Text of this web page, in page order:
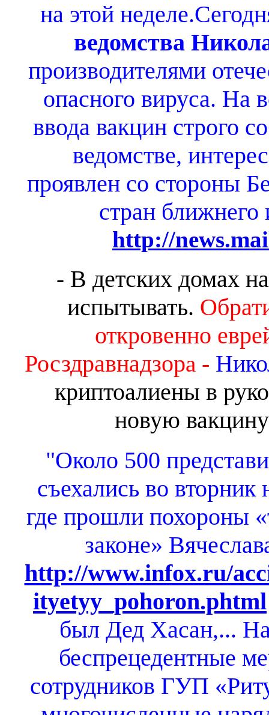
на этой
ведомства
производителями
опасного вируса. На
ввода вакцин строго
ведомстве,
проявлен со стороны
стран ближнего
http://
- В детских домах
испытывать.
откровенно
Росздравнадзора -
криптоалиены в
новую
"Около 500
съехались во
где прошли похороны
законе»
http://www.infox.ru/
ityetyy_pohoron.phtml
был Дед Хасан,...
беспрецедентные
сотрудников ГУП